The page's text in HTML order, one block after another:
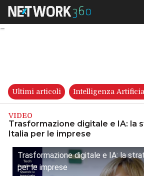
Ultimi articoli Intelligenza
VIDEO
Trasformazione digitale e IA: la
Italia per le imprese
Trasformazione digitale e IA: la
per le imprese